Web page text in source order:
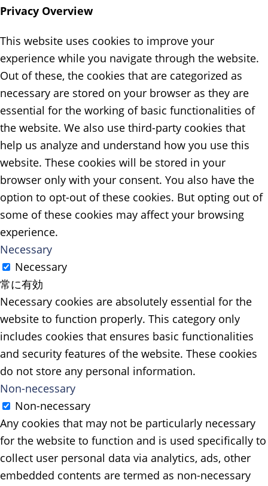
Privacy Overview
This website uses cookies to improve your
experience while you navigate through the website.
Out of these, the cookies that are categorized as
necessary are stored on your browser as they are
essential for the working of basic functionalities of
the website. We also use third-party cookies that
help us analyze and understand how you use this
website. These cookies will be stored in your
browser only with your consent. You also have the
option to opt-out of these cookies. But opting out of
some of these cookies may affect your browsing
experience.
Necessary
Necessary
常に有効
Necessary cookies are absolutely essential for the
website to function properly. This category only
includes cookies that ensures basic functionalities
and security features of the website. These cookies
do not store any personal information.
Non-necessary
Non-necessary
Any cookies that may not be particularly necessary
for the website to function and is used specifically to
collect user personal data via analytics, ads, other
embedded contents are termed as non-necessary